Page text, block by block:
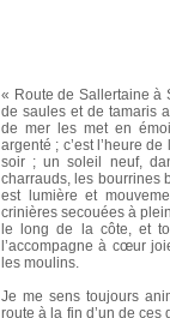
« Route de Sallertaine à
de saules et de tamaris
de mer les met en
argenté ; c’est l’heure
soir ; un soleil neuf,
charrauds, les bourrines
est lumière et
crinières secouées à
le long de la côte, et
l’accompagne à cœur
les moulins.
Je me sens toujours
route à la fin d’un de